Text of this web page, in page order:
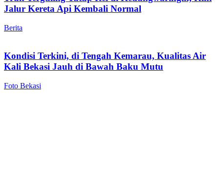
Jalur Kereta Api Kembali Normal
Berita
Kondisi Terkini, di Tengah Kemarau, Kualitas Air
Kali Bekasi Jauh di Bawah Baku Mutu
Foto Bekasi